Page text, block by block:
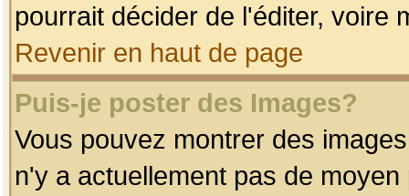
pourrait décider de l'éditer, voire
Revenir en haut de page
Puis-je poster des Images?
Vous pouvez montrer des
n'y a actuellement pas de